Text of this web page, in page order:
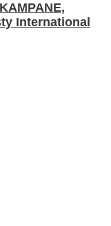
International